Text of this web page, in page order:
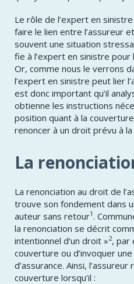
Le rôle de l’expert en
faire le lien entre l’assureur
souvent une situation
fie à l’expert en sinistre
Or, comme nous le verrons
l’expert en sinistre peut lier
est donc important qu’il
obtienne les instructions
position quant à la
renoncer à un droit prévu à la
La
La renonciation au droit de
trouve son fondement dans
auteur sans retour1 .
la renonciation se décrit
intentionnel d’un droit »2, par
couverture ou d’invoquer
d’assurance. Ainsi,
couverture lorsqu’il :